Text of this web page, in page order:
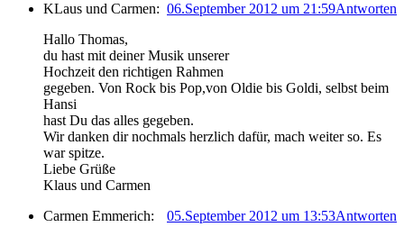
KLaus und Carmen:
Antworten
06.September 2012 um 21:59
Hallo Thomas,
du hast mit deiner Musik unserer
Hochzeit den richtigen Rahmen
gegeben. Von Rock bis Pop,von Oldie bis Goldi, selbst beim
Hansi
hast Du das alles gegeben.
Wir danken dir nochmals herzlich dafür, mach weiter so. Es
war spitze.
Liebe Grüße
Klaus und Carmen
Carmen Emmerich:
Antworten
05.September 2012 um 13:53